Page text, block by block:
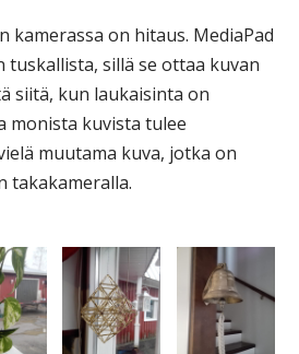
kamerassa on hitaus. MediaPad
tuskallista, sillä se ottaa kuvan
siitä, kun laukaisinta on
monista kuvista tulee
muutama kuva, jotka on
takakameralla.